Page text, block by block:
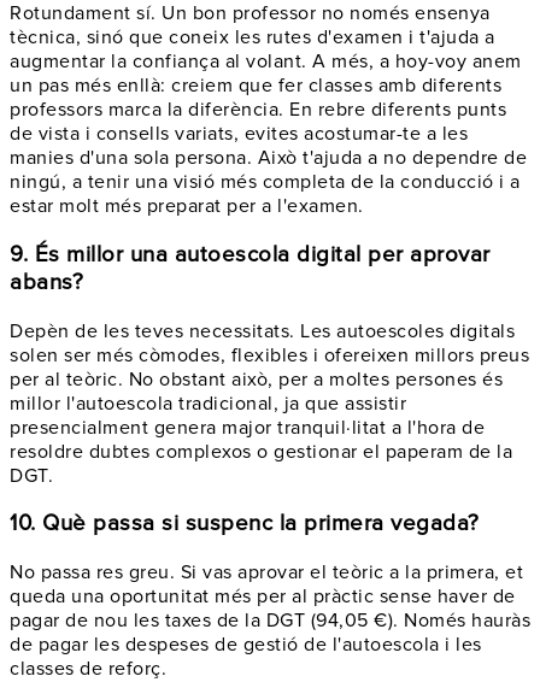
Rotundament sí. Un bon professor no només ensenya
tècnica, sinó que coneix les rutes d'examen i t'ajuda a
augmentar la confiança al volant. A més, a hoy-voy anem
un pas més enllà: creiem que fer classes amb diferents
professors marca la diferència. En rebre diferents punts
de vista i consells variats, evites acostumar-te a les
manies d'una sola persona. Això t'ajuda a no dependre de
ningú, a tenir una visió més completa de la conducció i a
estar molt més preparat per a l'examen.
9. És millor una autoescola digital per aprovar
abans?
Depèn de les teves necessitats. Les autoescoles digitals
solen ser més còmodes, flexibles i ofereixen millors preus
per al teòric. No obstant això, per a moltes persones és
millor l'autoescola tradicional, ja que assistir
presencialment genera major tranquil·litat a l'hora de
resoldre dubtes complexos o gestionar el paperam de la
DGT.
10. Què passa si suspenc la primera vegada?
No passa res greu. Si vas aprovar el teòric a la primera, et
queda una oportunitat més per al pràctic sense haver de
pagar de nou les taxes de la DGT (94,05 €). Només hauràs
de pagar les despeses de gestió de l'autoescola i les
classes de reforç.